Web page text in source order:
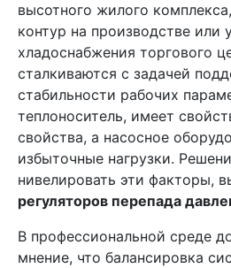
высотного жилого
контур на производстве или
хладоснабжения торгового
сталкиваются с задачей
стабильности рабочих
теплоноситель, имеет
свойства, а насосное
избыточные нагрузки.
нивелировать эти факторы,
регуляторов перепада
В профессиональной среде
мнение, что балансировка